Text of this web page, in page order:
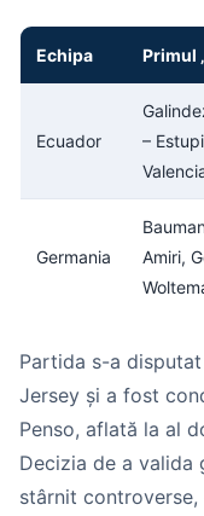
Echipa Primul
Ecuador
–
Germania
Amiri,
Partida s-a
Jersey și a fost
Penso, aflată la al
Decizia de a valida
stârnit